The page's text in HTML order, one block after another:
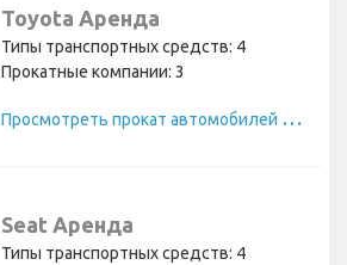
Toyota Аренда
Типы транспортных средств: 4
Прокатные компании: 3
П
росмотреть прокат автомобилей Toyota
Seat Аренда
Типы транспортных средств: 4